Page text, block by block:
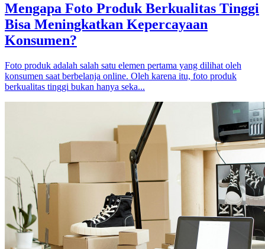
Mengapa Foto Produk Berkualitas Tinggi
Bisa Meningkatkan Kepercayaan
Konsumen?
Foto produk adalah salah satu elemen pertama yang dilihat oleh
konsumen saat berbelanja online. Oleh karena itu, foto produk
berkualitas tinggi bukan hanya seka...